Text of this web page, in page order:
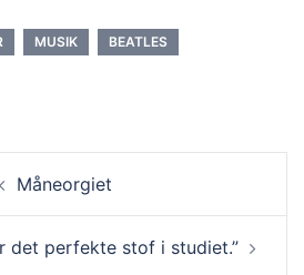
MUSIK
BEATLES
Måneorgiet
det perfekte stof i studiet.”